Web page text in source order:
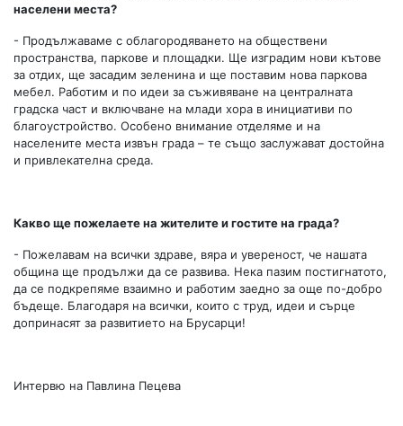
населени места?
- Продължаваме с облагородяването на обществени
пространства, паркове и площадки. Ще изградим нови кътове
за отдих, ще засадим зеленина и ще поставим нова паркова
мебел. Работим и по идеи за съживяване на централната
градска част и включване на млади хора в инициативи по
благоустройство. Особено внимание отделяме и на
населените места извън града – те също заслужават достойна
и привлекателна среда.
Какво ще пожелаете на жителите и гостите на града?
- Пожелавам на всички здраве, вяра и увереност, че нашата
община ще продължи да се развива. Нека пазим постигнатото,
да се подкрепяме взаимно и работим заедно за още по-добро
бъдеще. Благодаря на всички, които с труд, идеи и сърце
допринасят за развитието на Брусарци!
Интервю на Павлина Пецева